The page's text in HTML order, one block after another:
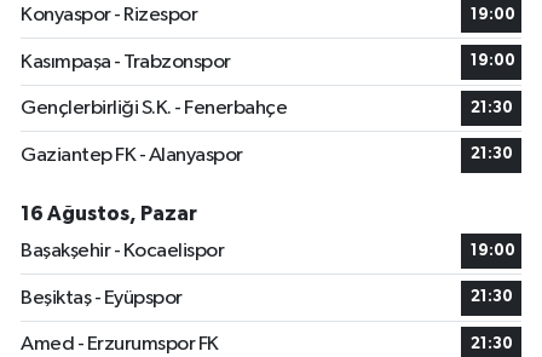
Konyaspor - Rizespor
19:00
Kasımpaşa - Trabzonspor 19:00
Gençlerbirliği S.K. - Fenerbahçe 21:30
Gaziantep FK - Alanyaspor 21:30
16 Ağustos, Pazar
Başakşehir - Kocaelispor
19:00
Beşiktaş - Eyüpspor 21:30
Amed - Erzurumspor FK 21:30